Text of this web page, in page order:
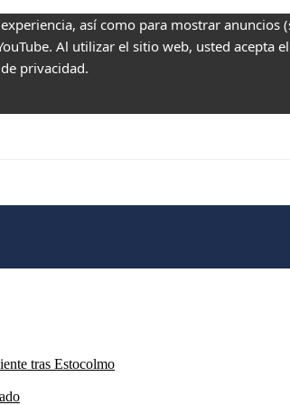
así como para mostrar
Al utilizar el sitio web, usted acepta
privacidad.
tras Estocolmo